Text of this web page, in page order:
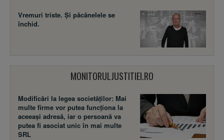
Vremuri triste. Şi păcănelele se
închid.
MONITORULJUSTITIEI.RO
Modificări la legea societăţilor: Mai
multe firme vor putea funcţiona la
aceeaşi adresă, iar o persoană va
putea fi asociat unic în mai multe
SRL